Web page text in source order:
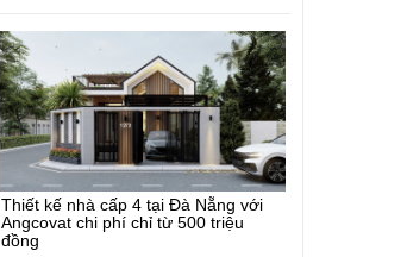
Thiết kế nhà cấp 4 tại Đà Nẵng với
Angcovat chi phí chỉ từ 500 triệu
đồng